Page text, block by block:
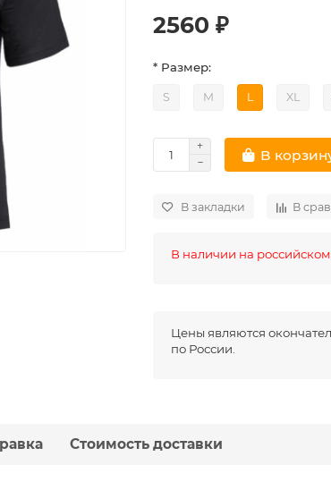
2560 ₽
* Размер:
S M L XL
В
В закладки В
В наличии на российском
Цены являются
по России.
Стоимость доставки